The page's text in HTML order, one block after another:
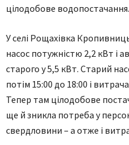
цілодобове водопостачання.
У селі Рощахівка
насос потужністю 2,2 кВт і
старого у 5,5 кВт. Старий
потім 15:00 до 18:00 і
Тепер там цілодобове
ще й зникла потреба у
свердловини – а отже і